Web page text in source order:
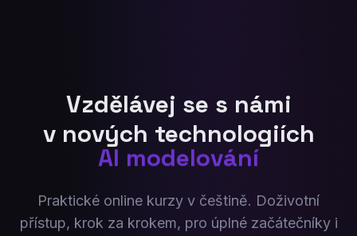
Vzdělávej se s námi
v nových technologiích
FUSION 360
Praktické online kurzy v češtině. Doživotní
přístup, krok za krokem, pro úplné začátečníky i